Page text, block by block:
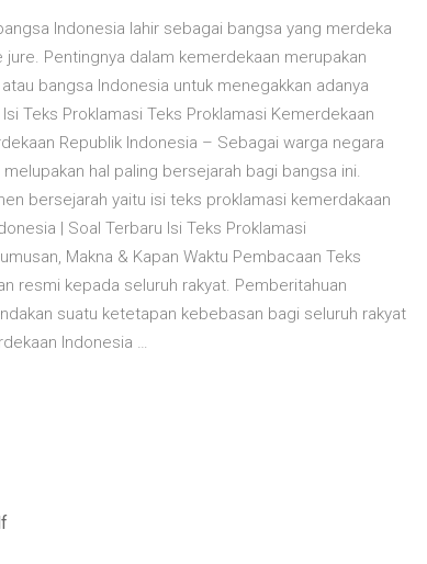
Indonesia lahir sebagai bangsa yang merdeka
Pentingnya dalam kemerdekaan merupakan
bangsa Indonesia untuk menegakkan adanya
Teks Proklamasi Teks Proklamasi Kemerdekaan
Republik Indonesia – Sebagai warga negara
hal paling bersejarah bagi bangsa ini.
bersejarah yaitu isi teks proklamasi kemerdakaan
| Soal Terbaru Isi Teks Proklamasi
Makna & Kapan Waktu Pembacaan Teks
resmi kepada seluruh rakyat. Pemberitahuan
suatu ketetapan kebebasan bagi seluruh rakyat
Indonesia …